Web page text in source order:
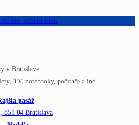
000 MMTel servis
v Bratislave
TV, notebooky, počítače a iné...
pasáž
851 04 Bratislava